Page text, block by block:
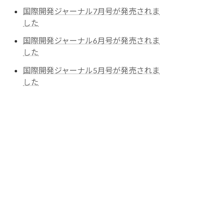
国際開発ジャーナル7月号が発売されま
した
国際開発ジャーナル6月号が発売されま
した
国際開発ジャーナル5月号が発売されま
した